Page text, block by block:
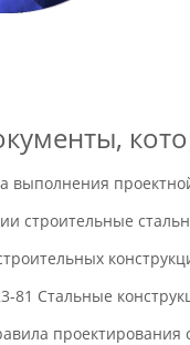
выполнения
строительные
81 Стальные
проектирования